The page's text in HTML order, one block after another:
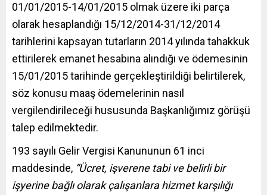
01/01/2015-14/01/2015 olmak üzere iki parça
olarak hesaplandığı 15/12/2014-31/12/2014
tarihlerini kapsayan tutarların 2014 yılında tahakkuk
ettirilerek emanet hesabına alındığı ve ödemesinin
15/01/2015 tarihinde gerçekleştirildiği belirtilerek,
söz konusu maaş ödemelerinin nasıl
vergilendirileceği hususunda Başkanlığımız görüşü
talep edilmektedir.
193 sayılı Gelir Vergisi Kanununun 61 inci
maddesinde, “Ücret, işverene tabi ve belirli bir
işyerine bağlı olarak çalışanlara hizmet karşılığı